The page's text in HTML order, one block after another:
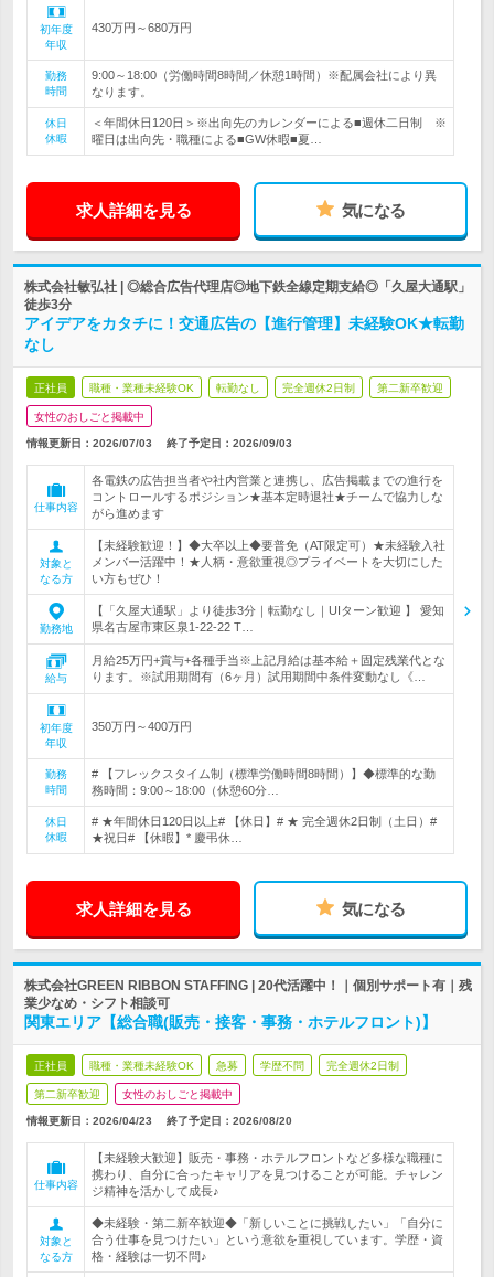
初年度
年収
430万円～680万円
勤務
時間
9:00～18:00（労働時間8時間／休憩1時間）※配属会社により異
なります。
休日
休暇
＜年間休日120日＞※出向先のカレンダーによる■週休二日制 ※
曜日は出向先・職種による■GW休暇■夏…
求人詳細を見る 気になる
株式会社敏弘社 | ◎総合広告代理店◎地下鉄全線定期支給◎「久屋大通駅」
徒歩3分
アイデアをカタチに！交通広告の【進行管理】未経験OK★転勤
なし
正社員 職種・業種未経験OK 転勤なし 完全週休2日制 第二新卒歓迎
女性のおしごと掲載中
情報更新日：2026/07/03 終了予定日： 2026/09/03
仕事内容
各電鉄の広告担当者や社内営業と連携し、広告掲載までの進行を
コントロールするポジション★基本定時退社★チームで協力しな
がら進めます
対象と
なる方
【未経験歓迎！】◆大卒以上◆要普免（AT限定可）★未経験入社
メンバー活躍中！★人柄・意欲重視◎プライベートを大切にした
い方もぜひ！
勤務地
【「久屋大通駅」より徒歩3分｜転勤なし｜UIターン歓迎 】 愛知
県名古屋市東区泉1-22-22 T…
給与
月給25万円+賞与+各種手当※上記月給は基本給＋固定残業代とな
ります。※試用期間有（6ヶ月）試用期間中条件変動なし《…
初年度
年収
350万円～400万円
勤務
時間
# 【フレックスタイム制（標準労働時間8時間）】◆標準的な勤
務時間：9:00～18:00（休憩60分…
休日
休暇
# ★年間休日120日以上# 【休日】# ★ 完全週休2日制（土日）#
★祝日# 【休暇】* 慶弔休…
求人詳細を見る 気になる
株式会社GREEN RIBBON STAFFING | 20代活躍中！｜個別サポート有｜残
業少なめ・シフト相談可
関東エリア【総合職(販売・接客・事務・ホテルフロント)】
正社員 職種・業種未経験OK 急募 学歴不問 完全週休2日制
第二新卒歓迎 女性のおしごと掲載中
情報更新日：2026/04/23 終了予定日： 2026/08/20
仕事内容
【未経験大歓迎】販売・事務・ホテルフロントなど多様な職種に
携わり、自分に合ったキャリアを見つけることが可能。チャレン
ジ精神を活かして成長♪
対象と
なる方
◆未経験・第二新卒歓迎◆「新しいことに挑戦したい」「自分に
合う仕事を見つけたい」という意欲を重視しています。学歴・資
格・経験は一切不問♪